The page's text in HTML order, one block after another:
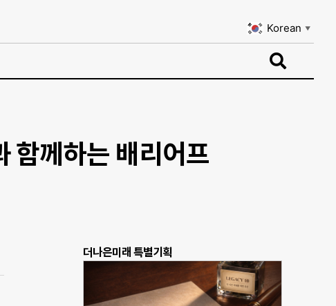
Korean ▼
함께하는 배리어프
더나은미래 특별기획